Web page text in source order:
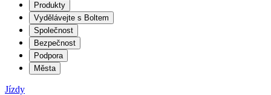
Produkty
Vydělávejte s Boltem
Společnost
Bezpečnost
Podpora
Města
Jízdy